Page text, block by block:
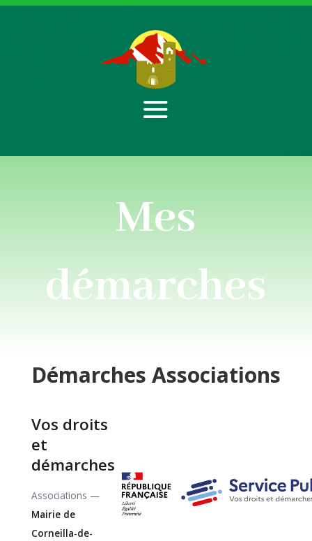
Mes
démarches
Démarches Associations
Vos droits
et
démarches
Associations —
Mairie de
Corneilla-de-